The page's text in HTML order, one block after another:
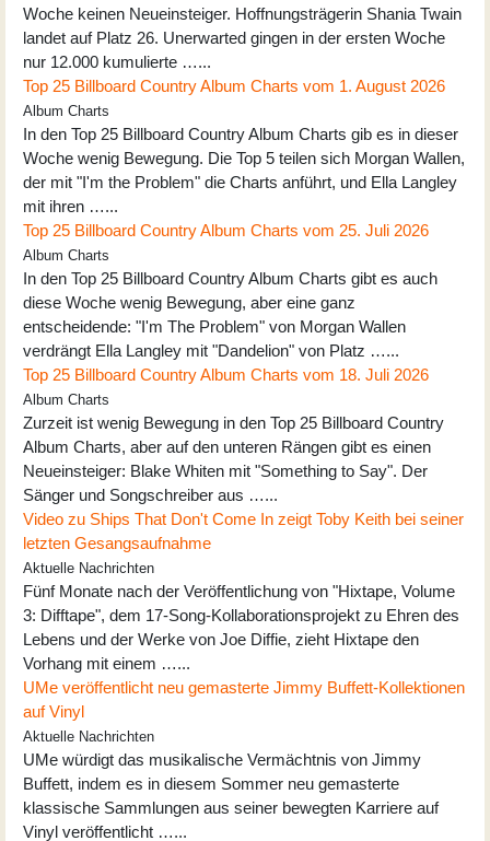
Woche keinen Neueinsteiger. Hoffnungsträgerin Shania Twain
landet auf Platz 26. Unerwarted gingen in der ersten Woche
nur 12.000 kumulierte …...
Top 25 Billboard Country Album Charts vom 1. August 2026
Album Charts
In den Top 25 Billboard Country Album Charts gib es in dieser
Woche wenig Bewegung. Die Top 5 teilen sich Morgan Wallen,
der mit "I'm the Problem" die Charts anführt, und Ella Langley
mit ihren …...
Top 25 Billboard Country Album Charts vom 25. Juli 2026
Album Charts
In den Top 25 Billboard Country Album Charts gibt es auch
diese Woche wenig Bewegung, aber eine ganz
entscheidende: "I'm The Problem" von Morgan Wallen
verdrängt Ella Langley mit "Dandelion" von Platz …...
Top 25 Billboard Country Album Charts vom 18. Juli 2026
Album Charts
Zurzeit ist wenig Bewegung in den Top 25 Billboard Country
Album Charts, aber auf den unteren Rängen gibt es einen
Neueinsteiger: Blake Whiten mit "Something to Say". Der
Sänger und Songschreiber aus …...
Video zu Ships That Don't Come In zeigt Toby Keith bei seiner
letzten Gesangsaufnahme
Aktuelle Nachrichten
Fünf Monate nach der Veröffentlichung von "Hixtape, Volume
3: Difftape", dem 17-Song-Kollaborationsprojekt zu Ehren des
Lebens und der Werke von Joe Diffie, zieht Hixtape den
Vorhang mit einem …...
UMe veröffentlicht neu gemasterte Jimmy Buffett-Kollektionen
auf Vinyl
Aktuelle Nachrichten
UMe würdigt das musikalische Vermächtnis von Jimmy
Buffett, indem es in diesem Sommer neu gemasterte
klassische Sammlungen aus seiner bewegten Karriere auf
Vinyl veröffentlicht …...